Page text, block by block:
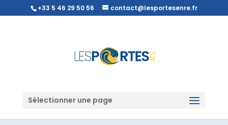
+33 5 46 29 50 56 contact@lesportesenre.fr
Sélectionner une page